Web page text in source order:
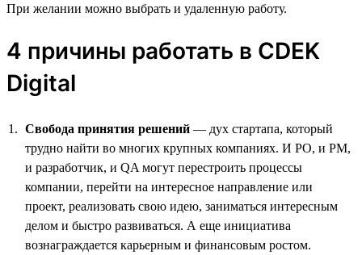
При желании можно выбрать и удаленную работу.
4 причины работать в CDEK
Digital
Свобода принятия решений — дух стартапа, который
трудно найти во многих крупных компаниях. И PO, и PM,
и разработчик, и QA могут перестроить процессы
компании, перейти на интересное направление или
проект, реализовать свою идею, заниматься интересным
делом и быстро развиваться. А еще инициатива
вознаграждается карьерным и финансовым ростом.